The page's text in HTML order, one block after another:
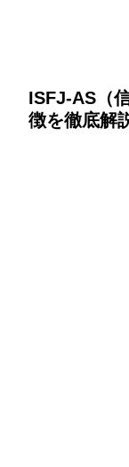
ISFJ-AS（
徴を徹底解